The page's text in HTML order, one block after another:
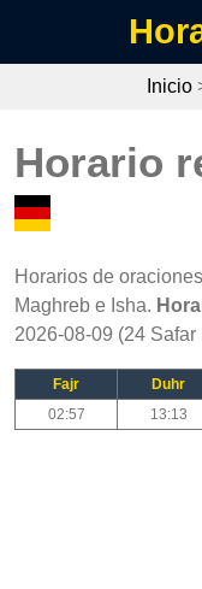
Inicio
Horario
Horarios de
Maghreb e Isha.
2026-08-09 (24 Safar
Fajr Duhr
02:57
13:13